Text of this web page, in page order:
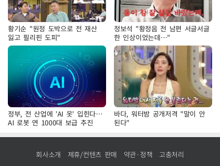
황기순 "원정 도박으로 전 재산
잃고 필리핀 도피"
정보석 "황정음 전 남편 서글서글
한 인상이었는데…"
정부, 전 산업에 'AI 옷' 입힌다…
AI 로봇 연 1000대 보급 추진
바다, 워터밤 공개저격 "말이 안
된다"
회사소개 제휴/컨텐츠 판매 약관·정책 고충처리